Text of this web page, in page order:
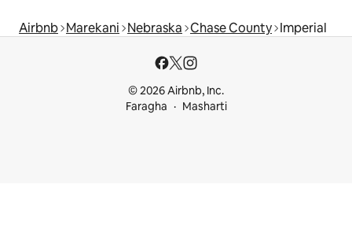
Airbnb Marekani Nebraska Chase County Imperial
© 2026 Airbnb, Inc.
Faragha
Masharti